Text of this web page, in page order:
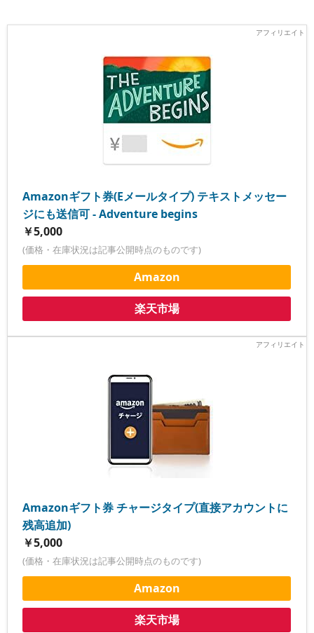
Amazonギフト券(Eメールタイプ) テキストメッセー
ジにも送信可 - Adventure begins
￥5,000
(価格・在庫状況は記事公開時点のものです)
Amazon
楽天市場
Amazonギフト券 チャージタイプ(直接アカウントに
残高追加)
￥5,000
(価格・在庫状況は記事公開時点のものです)
Amazon
楽天市場